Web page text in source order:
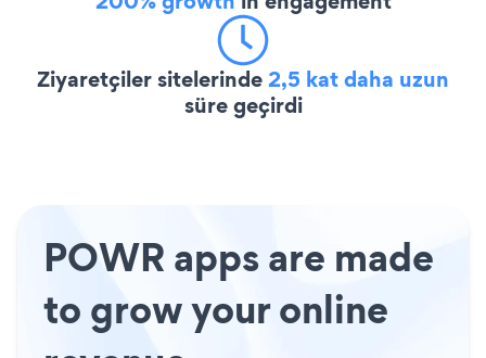
Ziyaretçiler sitelerinde2,5 kat daha uzun
süre geçirdi
POWR apps are made
to grow your online